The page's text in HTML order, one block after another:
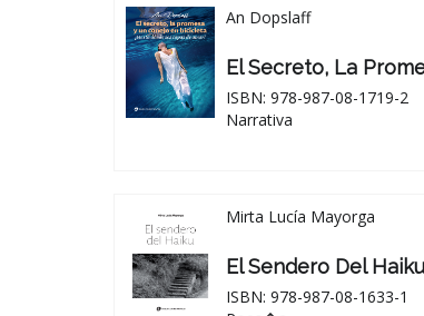
An Dopslaff
El Secreto, La
ISBN: 978-987-08-1719-2
Narrativa
Mirta Lucía Mayorga
El Sendero Del Haiku
ISBN: 978-987-08-1633-1